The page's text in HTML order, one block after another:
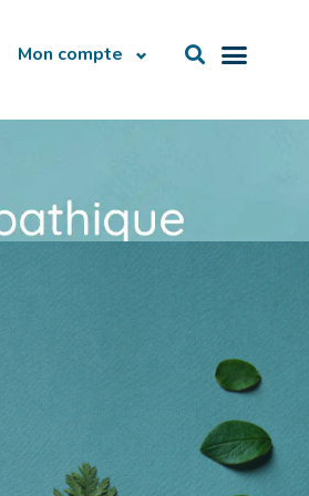
Mon compte